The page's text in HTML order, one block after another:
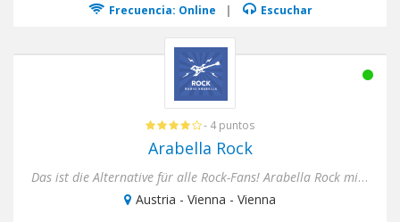
Frecuencia: Online | Escuchar
- 4 puntos
Arabella Rock
Das ist die Alternative für alle Rock-Fans! Arabella Rock mit den besten Classic Rock-Songs aller Zeiten. Und natür...
Austria - Vienna - Vienna